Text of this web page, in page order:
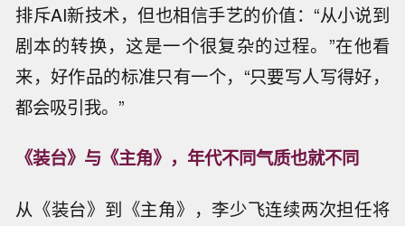
排斥AI新技术，但也相信手艺的价值：“从小说到
剧本的转换，这是一个很复杂的过程。”在他看
来，好作品的标准只有一个，“只要写人写得好，
都会吸引我。”
《装台》与《主角》，年代不同气质也就不同
从《装台》到《主角》，李少飞连续两次担任将